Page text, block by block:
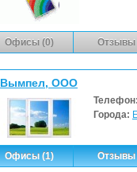
Офисы (0) Отзывы
Вымпел, ООО
Города:
Офисы (1) Отзывы